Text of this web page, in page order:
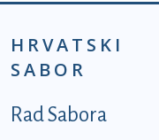
HRVATSKI
SABOR
Podnožje prvi
Rad Sabora